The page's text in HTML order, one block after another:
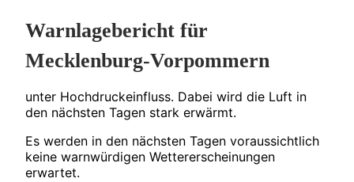
Warnlagebericht für
Mecklenburg-Vorpommern
unter Hochdruckeinfluss. Dabei wird die Luft in
den nächsten Tagen stark erwärmt.
Es werden in den nächsten Tagen voraussichtlich
keine warnwürdigen Wettererscheinungen
erwartet.